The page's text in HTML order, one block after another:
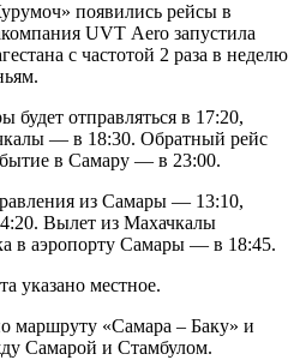
появились рейсы в
UVT Аero запустила
с частотой 2 раза в неделю
отправляться в 17:20,
— в 18:30. Обратный рейс
в Самару — в 23:00.
из Самары — 13:10,
Вылет из Махачкалы
в аэропорту Самары — в 18:45.
указано местное.
маршруту «Самара – Баку» и
Самарой и Стамбулом.